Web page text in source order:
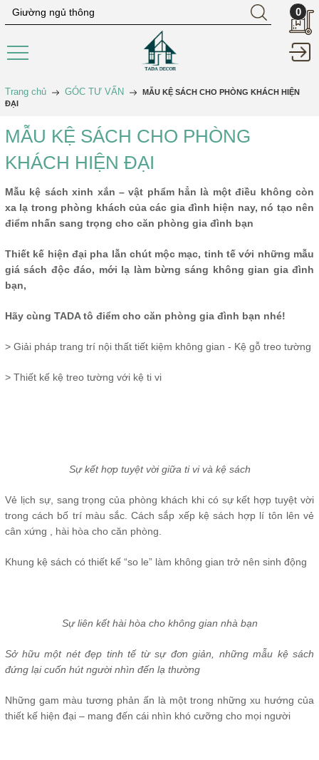
0
Trang chủ GÓC TƯ VẤN
MẪU KỆ SÁCH CHO PHÒNG KHÁCH HIỆN
ĐẠI
MẪU KỆ SÁCH CHO PHÒNG
KHÁCH HIỆN ĐẠI
Mẫu kệ sách xinh xắn – vật phẩm hẳn là một điều không còn
xa lạ trong phòng khách của các gia đình hiện nay, nó tạo nên
điểm nhấn sang trọng cho căn phòng gia đình bạn
Thiết kế hiện đại pha lẫn chút mộc mạc, tinh tế với những mẫu
giá sách độc đáo, mới lạ làm bừng sáng không gian gia đình
bạn,
Hãy cùng TADA tô điểm cho căn phòng gia đình bạn nhé!
> Giải pháp trang trí nội thất tiết kiệm không gian - Kệ gỗ treo tường
> Thiết kế kệ treo tường với kệ ti vi
Sự kết hợp tuyệt vời giữa ti vi và kệ sách
Vẻ lịch sự, sang trọng của phòng khách khi có sự kết hợp tuyệt vời
trong cách bố trí màu sắc. Cách sắp xếp kệ sách hợp lí tôn lên vẻ
cân xứng , hài hòa cho căn phòng.
Khung kệ sách có thiết kế “so le” làm không gian trở nên sinh động
Sự liên kết hài hòa cho không gian nhà bạn
Sở hữu một nét đẹp tinh tế từ sự đơn giản, những mẫu kệ sách
đứng lại cuốn hút người nhìn đến lạ thường
Những gam màu tương phản ấn là một trong những xu hướng của
thiết kế hiện đại – mang đến cái nhìn khó cưỡng cho mọi người